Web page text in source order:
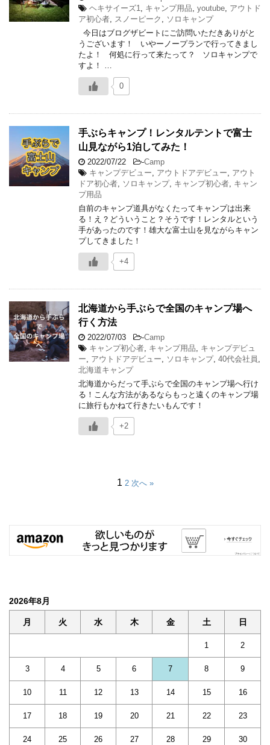
ヘキサイーズ1
キャンプ用品 youtube アウトド
ア初心者
スノーピーク
ソロキャンプ
今日はブログザビートにご訪問いただきありがと
うございます！ いやーノープランで行ってきまし
たよ！ 何処に行って来たって？ ソロキャンプで
すよ！ …
0
手ぶらキャンプ！レンタルテントで富士
山見ながら1泊してみた！
2022/07/22 -Camp
キャンプデビュー
アウトドアデビュー
アウト
ドア初心者
ソロキャンプ, キャンプ初心者 キャン
プ用品
自前のキャンプ道具がなくたってキャンプは出来
る！え？どういうこと？そうです！レンタルという
手があったのです！雄大な富士山を見ながらキャン
プしてきました！
+4
北海道から手ぶらで全国のキャンプ場へ
行く方法
2022/07/03 -Camp
キャンプ初心者 キャンプ用品
キャンプデビュ
ー
アウトドアデビュー ソロキャンプ, 40代会社員
北海道キャンプ
北海道からだって手ぶらで全国のキャンプ場へ行け
る！こんな方法があるならもっと遠くのキャンプ場
に旅行もかねて行きたいもんです！
+2
1 2 次へ »
2026年8月
月 火 水 木 金 土 日
1 2
3 4 5 6 7 8 9
10 11 12 13 14 15 16
17 18 19 20 21 22 23
24 25 26 27 28 29 30